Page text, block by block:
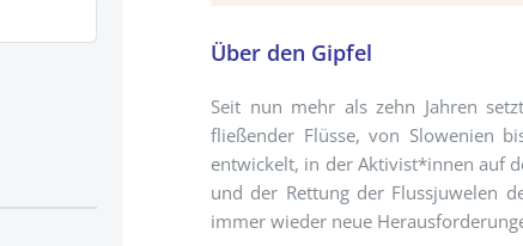
Über den Gipfel
Seit nun mehr als zehn Jahren
fließender Flüsse, von Slowenien
entwickelt, in der Aktivist*innen auf
und der Rettung der Flussjuwelen
immer wieder neue